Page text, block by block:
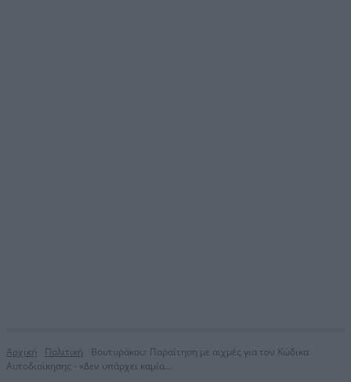
Αρχική Πολιτική
Βουτυράκου: Παραίτηση με αιχμές για τον Κώδικα
Αυτοδιοίκησης - «Δεν υπάρχει καμία...